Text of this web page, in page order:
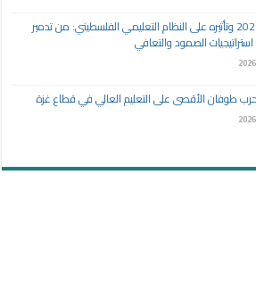
عدوان 2023 وتأثيره على النظام التعليمي الفلسطيني: من تدمير
استراتيجيات الصمود والتعافي
طوفان الأقصى على التعليم العالي في قطاع غزة